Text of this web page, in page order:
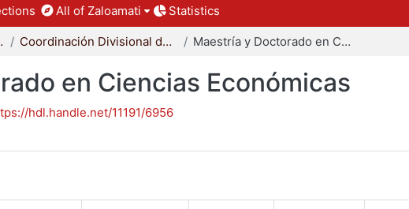
All of Zaloamati Statistics
Coordinación Divisional de Posgrado Maestría y Doctorado en Ciencias Económicas
en Ciencias Económicas
hdl.handle.net/11191/6956